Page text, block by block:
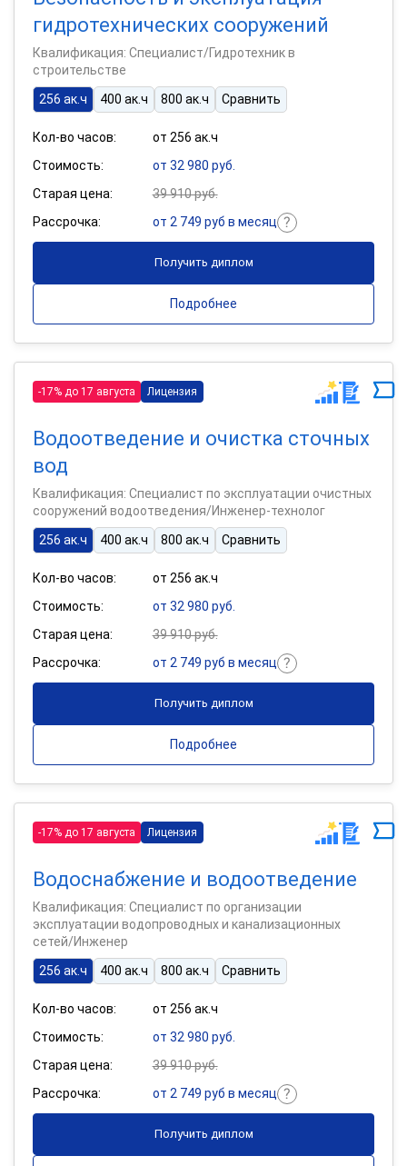
гидротехнических сооружений
Квалификация: Специалист/Гидротехник в
строительстве
256 ак.ч
400 ак.ч 800 ак.ч Сравнить
Кол-во часов:
от 256 ак.ч
Стоимость:
от 32 980 руб.
Старая цена:
39 910 руб.
Рассрочка:
от 2 749 руб в месяц
Получить диплом
Подробнее
-17% до 17 августа Лицензия
Водоотведение и очистка сточных
вод
Квалификация: Специалист по эксплуатации очистных
сооружений водоотведения/Инженер-технолог
256 ак.ч
400 ак.ч 800 ак.ч Сравнить
Кол-во часов:
от 256 ак.ч
Стоимость:
от 32 980 руб.
Старая цена:
39 910 руб.
Рассрочка:
от 2 749 руб в месяц
Получить диплом
Подробнее
-17% до 17 августа Лицензия
Водоснабжение и водоотведение
Квалификация: Специалист по организации
эксплуатации водопроводных и канализационных
сетей/Инженер
256 ак.ч
400 ак.ч 800 ак.ч Сравнить
Кол-во часов:
от 256 ак.ч
Стоимость:
от 32 980 руб.
Старая цена:
39 910 руб.
Рассрочка:
от 2 749 руб в месяц
Получить диплом